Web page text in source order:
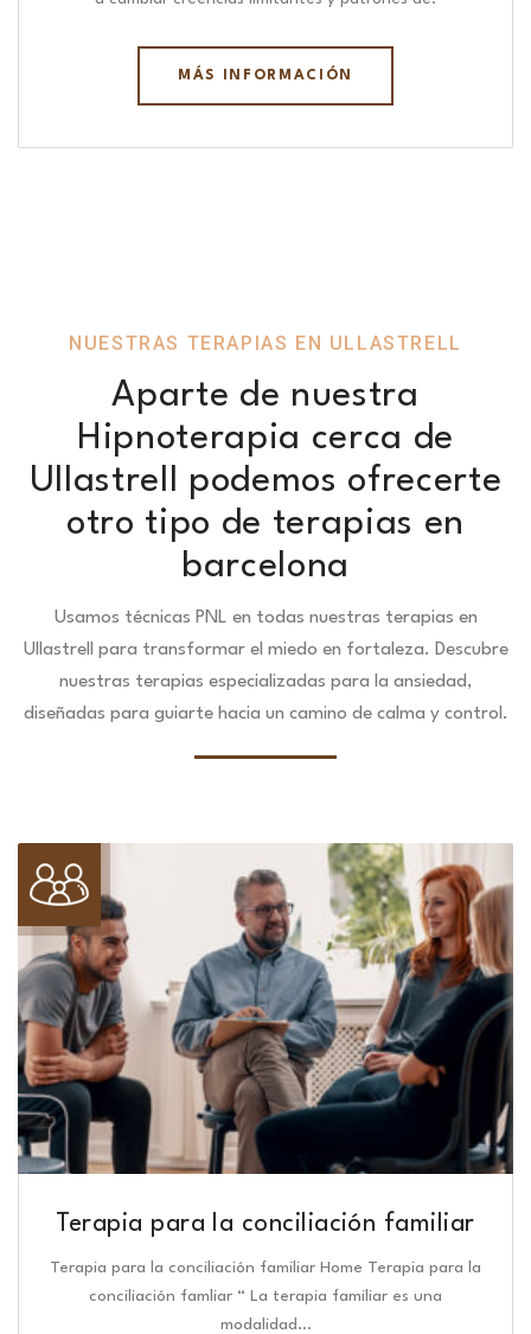
MÁS INFORMACIÓN
NUESTRAS TERAPIAS EN ULLASTRELL
Aparte de nuestra
Hipnoterapia cerca de
Ullastrell podemos ofrecerte
otro tipo de terapias en
barcelona
Usamos técnicas PNL en todas nuestras terapias en
Ullastrell para transformar el miedo en fortaleza. Descubre
nuestras terapias especializadas para la ansiedad,
diseñadas para guiarte hacia un camino de calma y control.
Terapia para la conciliación familiar
Terapia para la conciliación familiar Home Terapia para la
conciliación famliar “ La terapia familiar es una
modalidad…